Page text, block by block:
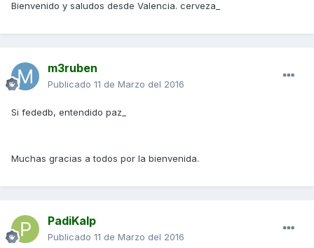
Bienvenido y saludos desde Valencia. cerveza_
m3ruben
Publicado 11 de Marzo del 2016
Si fededb, entendido paz_
Muchas gracias a todos por la bienvenida.
PadiKalp
Publicado 11 de Marzo del 2016